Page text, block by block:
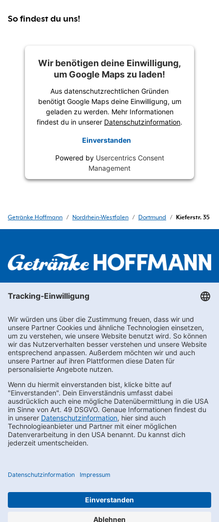
So findest du uns!
Wir benötigen deine Einwilligung,
um Google Maps zu laden!
Aus datenschutzrechtlichen Gründen
benötigt Google Maps deine Einwilligung, um
geladen zu werden. Mehr Informationen
findest du in unserer Datenschutzinformation.
Einverstanden
Powered by Usercentrics Consent
Management
Getränke Hoffmann / Nordrhein-Westfalen / Dortmund / Kieferstr. 35
Newsletter abonnieren
Kontakt
FAQs
Karriere
Datenschutz
Compliance
Impressum